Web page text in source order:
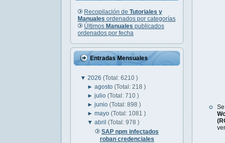
Recopilación de Tutoriales y
Manuales ordenados por categorías
Últimos Manuales publicados
ordenados por fecha
Entradas Mensuales
▼ 2026 (Total: 6210 )
►agosto(Total: 218 )
►julio(Total: 710 )
►junio(Total: 898 )
►mayo(Total: 1081 )
▼abril(Total: 978 )
SAP npm infectados
roban credenciales